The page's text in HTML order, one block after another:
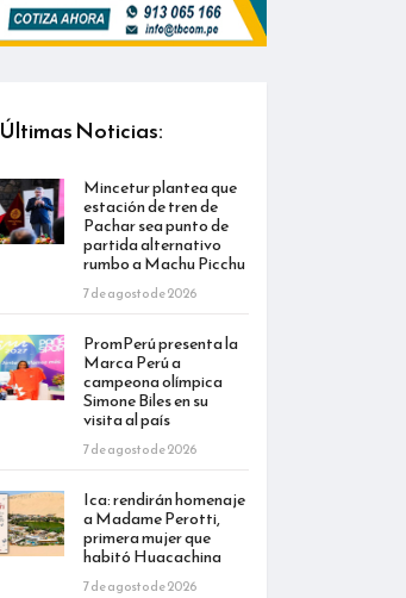
Últimas Noticias:
Mincetur plantea que
estación de tren de
Pachar sea punto de
partida alternativo
rumbo a Machu Picchu
7 de agosto de 2026
PromPerú presenta la
Marca Perú a
campeona olímpica
Simone Biles en su
visita al país
7 de agosto de 2026
Ica: rendirán homenaje
a Madame Perotti,
primera mujer que
habitó Huacachina
7 de agosto de 2026